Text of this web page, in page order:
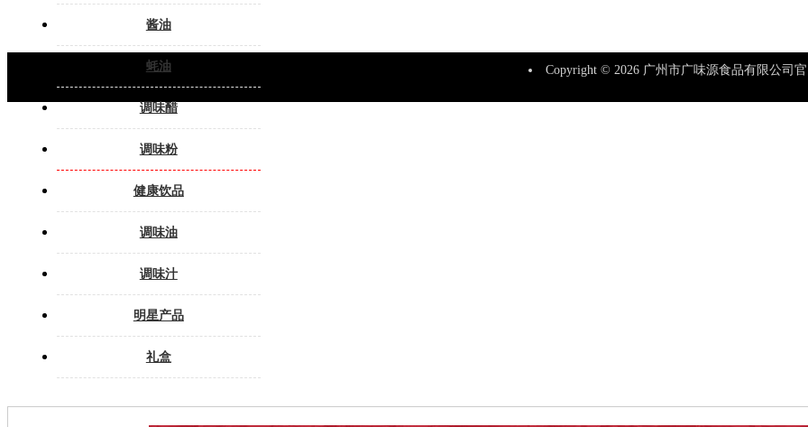
酱油
蚝油
调味醋
调味粉
健康饮品
调味油
调味汁
明星产品
礼盒
Copyright © 2026广州市广味源食品有限公司官